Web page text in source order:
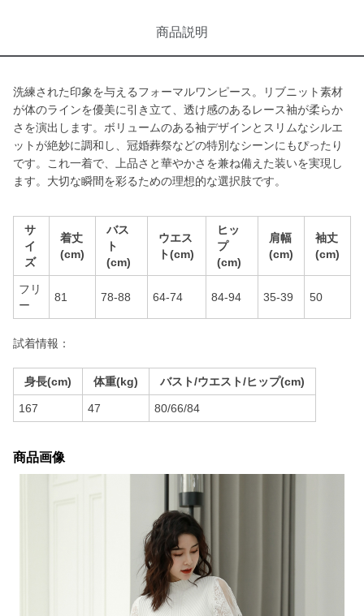
商品説明
洗練された印象を与えるフォーマルワンピース。リブニット素材
が体のラインを優美に引き立て、透け感のあるレース袖が柔らか
さを演出します。ボリュームのある袖デザインとスリムなシルエ
ットが絶妙に調和し、冠婚葬祭などの特別なシーンにもぴったり
です。これ一着で、上品さと華やかさを兼ね備えた装いを実現し
ます。大切な瞬間を彩るための理想的な選択肢です。
サ
イ
ズ
着丈
(cm)
バス
ト
(cm)
ウエス
ト(cm)
ヒッ
プ
(cm)
肩幅
(cm)
袖丈
(cm)
フリ
ー
81 78-88 64-74 84-94 35-39 50
試着情報：
身長(cm) 体重(kg) バスト/ウエスト/ヒップ(cm)
167 47 80/66/84
商品画像